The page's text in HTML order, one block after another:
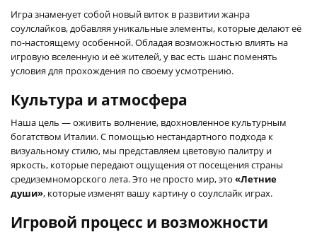
Игра знаменует собой новый виток в развитии жанра
соулслайков, добавляя уникальные элементы, которые делают её
по-настоящему особенной. Обладая возможностью влиять на
игровую вселенную и её жителей, у вас есть шанс поменять
условия для прохождения по своему усмотрению.
Культура и атмосфера
Наша цель — оживить волнение, вдохновленное культурным
богатством Италии. С помощью нестандартного подхода к
визуальному стилю, мы представляем цветовую палитру и
яркость, которые передают ощущения от посещения страны
средиземноморского лета. Это не просто мир, это «Летние
души», которые изменят вашу картину о соулслайк играх.
Игровой процесс и возможности